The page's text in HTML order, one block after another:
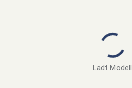
Lädt Modell